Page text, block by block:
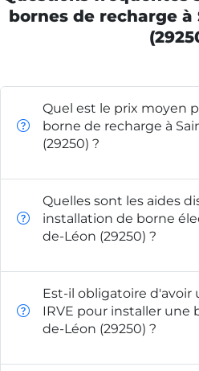
bornes de recharge à
Quel est le prix moyen
borne de recharge à
(29250) ?
Quelles sont les aides
installation de borne
de-Léon (29250) ?
Est-il obligatoire d'avoir
IRVE pour installer une
de-Léon (29250) ?